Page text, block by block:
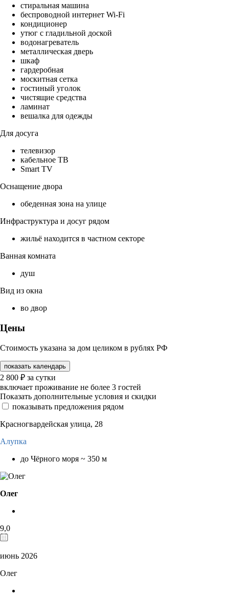
стиральная машина
беспроводной интернет Wi-Fi
кондиционер
утюг с гладильной доской
водонагреватель
металлическая дверь
шкаф
гардеробная
москитная сетка
гостиный уголок
чистящие средства
ламинат
вешалка для одежды
Для досуга
телевизор
кабельное ТВ
Smart TV
Оснащение двора
обеденная зона на улице
Инфраструктура и досуг рядом
жильё находится в частном секторе
Ванная комната
душ
Вид из окна
во двор
Цены
Стоимость указана за дом целиком в рублях РФ
показать календарь
2 800 ₽ за сутки
включает проживание не более 3 гостей
Показать дополнительные условия и скидки
показывать предложения рядом
Красногвардейская улица, 28
Алупка
до Чёрного моря ~ 350 м
Олег
9,0
июнь 2026
Олег